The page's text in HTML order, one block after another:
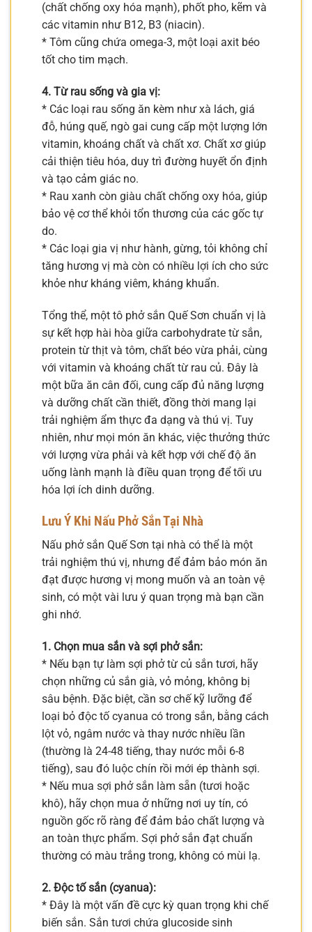
(chất chống oxy hóa mạnh), phốt pho, kẽm và
các vitamin như B12, B3 (niacin).
* Tôm cũng chứa omega-3, một loại axit béo
tốt cho tim mạch.
4. Từ rau sống và gia vị:
* Các loại rau sống ăn kèm như xà lách, giá
đỗ, húng quế, ngò gai cung cấp một lượng lớn
vitamin, khoáng chất và chất xơ. Chất xơ giúp
cải thiện tiêu hóa, duy trì đường huyết ổn định
và tạo cảm giác no.
* Rau xanh còn giàu chất chống oxy hóa, giúp
bảo vệ cơ thể khỏi tổn thương của các gốc tự
do.
* Các loại gia vị như hành, gừng, tỏi không chỉ
tăng hương vị mà còn có nhiều lợi ích cho sức
khỏe như kháng viêm, kháng khuẩn.
Tổng thể, một tô phở sắn Quế Sơn chuẩn vị là
sự kết hợp hài hòa giữa carbohydrate từ sắn,
protein từ thịt và tôm, chất béo vừa phải, cùng
với vitamin và khoáng chất từ rau củ. Đây là
một bữa ăn cân đối, cung cấp đủ năng lượng
và dưỡng chất cần thiết, đồng thời mang lại
trải nghiệm ẩm thực đa dạng và thú vị. Tuy
nhiên, như mọi món ăn khác, việc thưởng thức
với lượng vừa phải và kết hợp với chế độ ăn
uống lành mạnh là điều quan trọng để tối ưu
hóa lợi ích dinh dưỡng.
Lưu Ý Khi Nấu Phở Sắn Tại Nhà
Nấu phở sắn Quế Sơn tại nhà có thể là một
trải nghiệm thú vị, nhưng để đảm bảo món ăn
đạt được hương vị mong muốn và an toàn vệ
sinh, có một vài lưu ý quan trọng mà bạn cần
ghi nhớ.
1. Chọn mua sắn và sợi phở sắn:
* Nếu bạn tự làm sợi phở từ củ sắn tươi, hãy
chọn những củ sắn già, vỏ mỏng, không bị
sâu bệnh. Đặc biệt, cần sơ chế kỹ lưỡng để
loại bỏ độc tố cyanua có trong sắn, bằng cách
lột vỏ, ngâm nước và thay nước nhiều lần
(thường là 24-48 tiếng, thay nước mỗi 6-8
tiếng), sau đó luộc chín rồi mới ép thành sợi.
* Nếu mua sợi phở sắn làm sẵn (tươi hoặc
khô), hãy chọn mua ở những nơi uy tín, có
nguồn gốc rõ ràng để đảm bảo chất lượng và
an toàn thực phẩm. Sợi phở sắn đạt chuẩn
thường có màu trắng trong, không có mùi lạ.
2. Độc tố sắn (cyanua):
* Đây là một vấn đề cực kỳ quan trọng khi chế
biến sắn. Sắn tươi chứa glucoside sinh